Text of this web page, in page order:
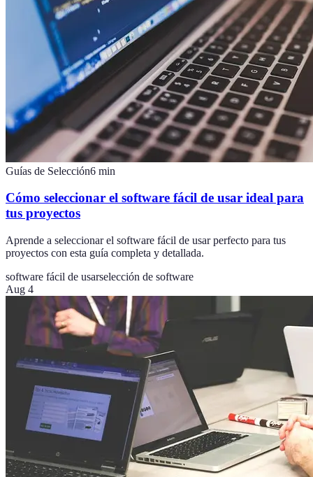
Guías de Selección6 min
Cómo seleccionar el software fácil de usar ideal para
tus proyectos
Aprende a seleccionar el software fácil de usar perfecto para tus
proyectos con esta guía completa y detallada.
software fácil de usarselección de software
Aug 4